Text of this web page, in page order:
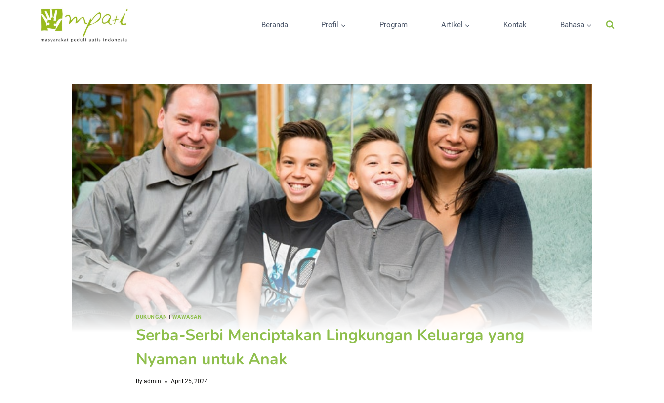
Beranda Profil Program Artikel Kontak Bahasa
DUKUNGAN |WAWASAN
Serba-Serbi Menciptakan Lingkungan Keluarga yang
Nyaman untuk Anak
By admin April 25, 2024